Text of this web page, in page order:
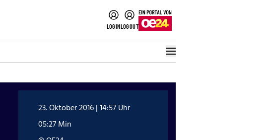
LOGINLOGOUT
23. Oktober 2016 | 14:57 Uhr
05:27 Min